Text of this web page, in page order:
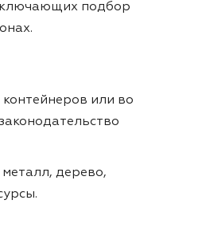
подбор
или во
дерево,